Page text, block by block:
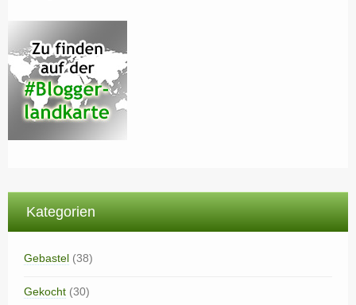
Kategorien
Gebastel (38)
Gekocht (30)